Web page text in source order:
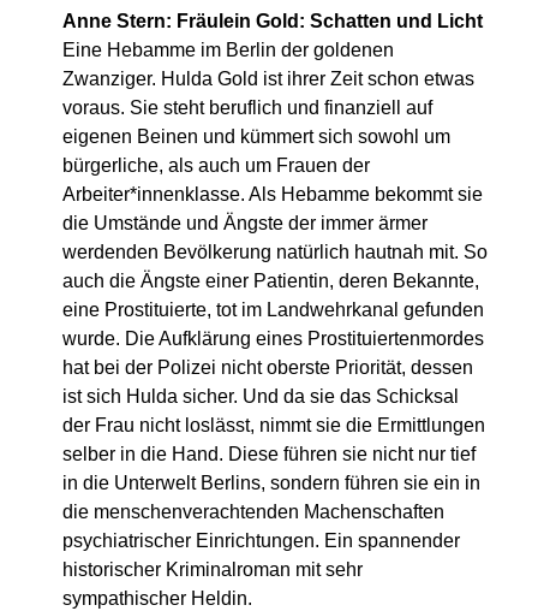
Anne Stern: Fräulein Gold: Schatten und Licht
Eine Hebamme im Berlin der goldenen
Zwanziger. Hulda Gold ist ihrer Zeit schon etwas
voraus. Sie steht beruflich und finanziell auf
eigenen Beinen und kümmert sich sowohl um
bürgerliche, als auch um Frauen der
Arbeiter*innenklasse. Als Hebamme bekommt sie
die Umstände und Ängste der immer ärmer
werdenden Bevölkerung natürlich hautnah mit. So
auch die Ängste einer Patientin, deren Bekannte,
eine Prostituierte, tot im Landwehrkanal gefunden
wurde. Die Aufklärung eines Prostituiertenmordes
hat bei der Polizei nicht oberste Priorität, dessen
ist sich Hulda sicher. Und da sie das Schicksal
der Frau nicht loslässt, nimmt sie die Ermittlungen
selber in die Hand. Diese führen sie nicht nur tief
in die Unterwelt Berlins, sondern führen sie ein in
die menschenverachtenden Machenschaften
psychiatrischer Einrichtungen. Ein spannender
historischer Kriminalroman mit sehr
sympathischer Heldin.